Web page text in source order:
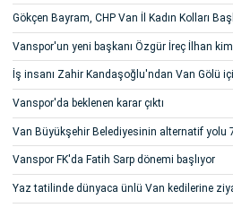
Gökçen Bayram, CHP Van İl Kadın Kolları
Vanspor'un yeni başkanı Özgür İreç İlhan
İş insanı Zahir Kandaşoğlu'ndan Van Gölü
Vanspor'da beklenen karar çıktı
Van Büyükşehir Belediyesinin alternatif yolu
Vanspor FK'da Fatih Sarp dönemi başlıyor
Yaz tatilinde dünyaca ünlü Van kedilerine